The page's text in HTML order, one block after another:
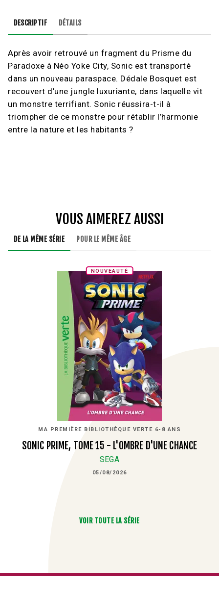
DESCRIPTIF DÉTAILS
Après avoir retrouvé un fragment du Prisme du
Paradoxe à Néo Yoke City, Sonic est transporté
dans un nouveau paraspace. Dédale Bosquet est
recouvert d’une jungle luxuriante, dans laquelle vit
un monstre terrifiant. Sonic réussira-t-il à
triompher de ce monstre pour rétablir l’harmonie
entre la nature et les habitants ?
VOUS AIMEREZ AUSSI
DE LA MÊME SÉRIE POUR LE MÊME ÂGE
NOUVEAUTÉ
MA PREMIÈRE BIBLIOTHÈQUE VERTE 6-8 ANS
SONIC PRIME, TOME 15 - L'OMBRE D'UNE CHANCE
SEGA
05/08/2026
VOIR TOUTE LA SÉRIE